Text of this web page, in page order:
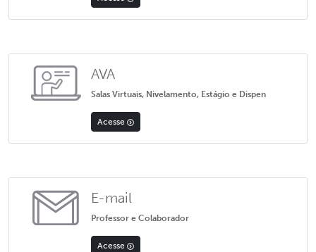
AVA
Salas Virtuais, Nivelamento, Estágio e Dispen
Acesse
E-mail
Professor e Colaborador
Acesse